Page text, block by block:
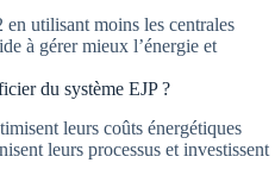
utilisant moins les centrales
à gérer mieux l’énergie et
du système EJP ?
leurs coûts énergétiques
leurs processus et investissent